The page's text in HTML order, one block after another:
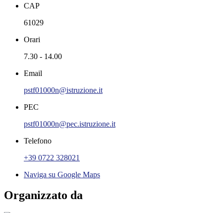
CAP
61029
Orari
7.30 - 14.00
Email
pstf01000n@istruzione.it
PEC
pstf01000n@pec.istruzione.it
Telefono
+39 0722 328021
Naviga su Google Maps
Organizzato da